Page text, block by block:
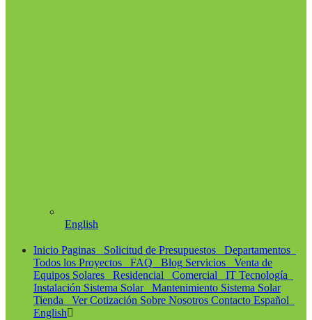
English
Inicio Paginas Solicitud de Presupuestos Departamentos
Todos los Proyectos FAQ Blog Servicios Venta de
Equipos Solares Residencial Comercial IT Tecnología
Instalación Sistema SolarMantenimiento Sistema Solar
Tienda Ver Cotización Sobre Nosotros Contacto Español
English